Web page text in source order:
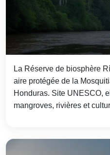
La Réserve de biosphère
aire protégée de la
Honduras. Site UNESCO,
mangroves, rivières et